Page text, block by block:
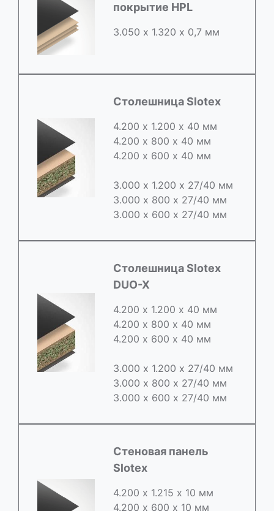
покрытие HPL
3.050 х 1.320 х 0,7 мм
Столешница Slotex
4.200 х 1.200 х 40 мм
4.200 х 800 х 40 мм
4.200 х 600 х 40 мм
3.000 х 1.200 х 27/40 мм
3.000 х 800 х 27/40 мм
3.000 х 600 х 27/40 мм
Cтолешница Slotex
DUO-X
4.200 х 1.200 х 40 мм
4.200 х 800 х 40 мм
4.200 х 600 х 40 мм
3.000 х 1.200 х 27/40 мм
3.000 х 800 х 27/40 мм
3.000 х 600 х 27/40 мм
Стеновая панель
Slotex
4.200 х 1.215 х 10 мм
4.200 х 600 х 10 мм